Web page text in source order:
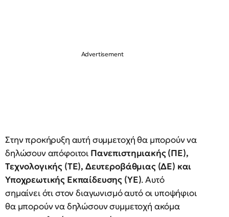
Στην προκήρυξη αυτή συμμετοχή θα μπορούν να
δηλώσουν απόφοιτοι Πανεπιστημιακής (ΠΕ),
Τεχνολογικής (ΤΕ), Δευτεροβάθμιας (ΔΕ) και
Υποχρεωτικής Εκπαίδευσης (ΥΕ). Αυτό
σημαίνει ότι στον διαγωνισμό αυτό οι υποψήφιοι
θα μπορούν να δηλώσουν συμμετοχή ακόμα